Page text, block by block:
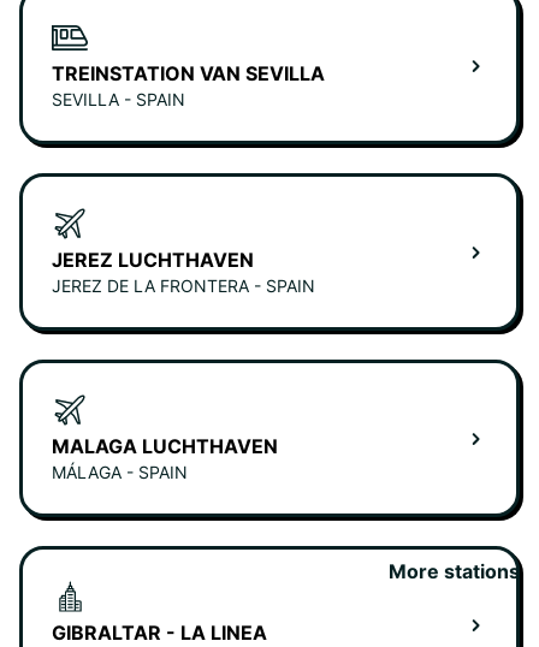
TREINSTATION VAN SEVILLA
SEVILLA - SPAIN
JEREZ LUCHTHAVEN
JEREZ DE LA FRONTERA - SPAIN
MALAGA LUCHTHAVEN
MÁLAGA - SPAIN
GIBRALTAR - LA LINEA
More stations